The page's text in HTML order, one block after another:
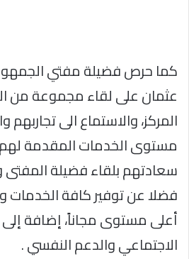
كما حرص فضيلة مفتي
عثمان على لقاء مجموعة من
المركز، والاستماع الى تجاربهم
مستوى الخدمات المقدمة
سعادتهم بلقاء فضيلة
فضلا عن توفير كافة الخدمات
أعلى مستوى مجاناً، إضافة إلى
الاجتماعي والدعم النفسي .